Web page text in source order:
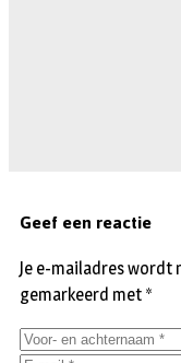
Geef een reactie
Je e-mailadres wordt
gemarkeerd met *